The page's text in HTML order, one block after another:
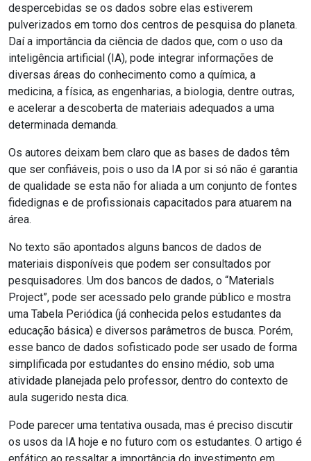
despercebidas se os dados sobre elas estiverem
pulverizados em torno dos centros de pesquisa do planeta.
Daí a importância da ciência de dados que, com o uso da
inteligência artificial (IA), pode integrar informações de
diversas áreas do conhecimento como a química, a
medicina, a física, as engenharias, a biologia, dentre outras,
e acelerar a descoberta de materiais adequados a uma
determinada demanda.
Os autores deixam bem claro que as bases de dados têm
que ser confiáveis, pois o uso da IA por si só não é garantia
de qualidade se esta não for aliada a um conjunto de fontes
fidedignas e de profissionais capacitados para atuarem na
área.
No texto são apontados alguns bancos de dados de
materiais disponíveis que podem ser consultados por
pesquisadores. Um dos bancos de dados, o “Materials
Project”, pode ser acessado pelo grande público e mostra
uma Tabela Periódica (já conhecida pelos estudantes da
educação básica) e diversos parâmetros de busca. Porém,
esse banco de dados sofisticado pode ser usado de forma
simplificada por estudantes do ensino médio, sob uma
atividade planejada pelo professor, dentro do contexto de
aula sugerido nesta dica.
Pode parecer uma tentativa ousada, mas é preciso discutir
os usos da IA hoje e no futuro com os estudantes. O artigo é
enfático ao ressaltar a importância do investimento em